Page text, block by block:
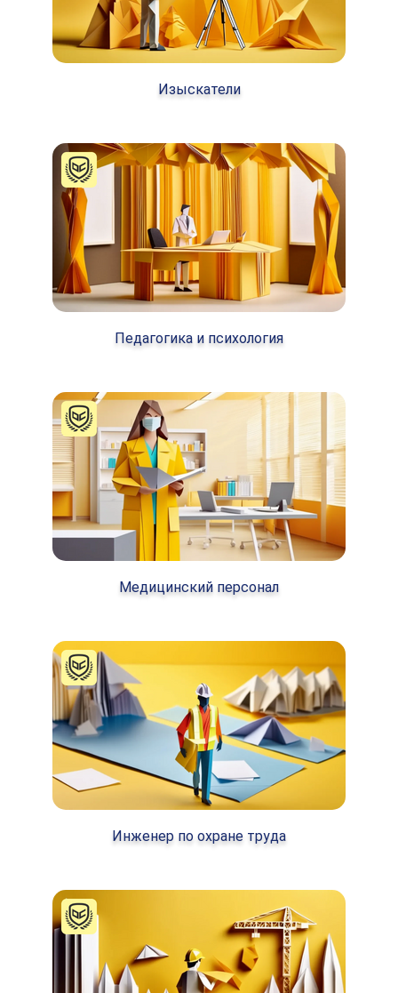
Изыскатели
Педагогика и психология
Медицинский персонал
Инженер по охране труда